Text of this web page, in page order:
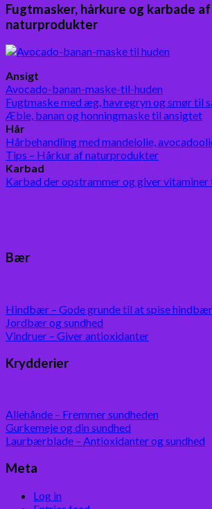
Fugtmasker, hårkure og karbade af
naturprodukter
Ansigt
Avocado-banan-maske-til-huden
Fugtmaske med æg, havregryn og smør til
Æble, banan og honningmaske til ansigtet
Hår
Hårbehandling med mandelolie,
Tips – Hårkur af naturprodukter
Karbad
Karbad der opstrammer og giver vitaminer
Bær
Hindbær – Gode grunde til at spise hindbær
Jordbær og sundhed
Vindruer – Giver antioxidanter
Krydderier
Allehånde – Fremmer sundheden
Gurkemeje og din sundhed
Laurbærblade – Antioxidanter og sundhed
Meta
Log in